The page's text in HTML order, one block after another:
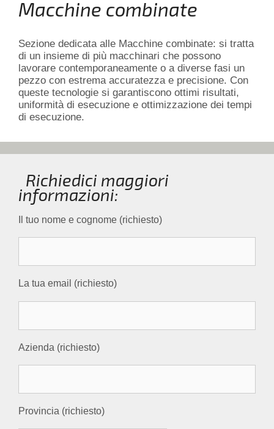
Macchine combinate
Sezione dedicata alle Macchine combinate: si tratta
di un insieme di più macchinari che possono
lavorare contemporaneamente o a diverse fasi un
pezzo con estrema accuratezza e precisione. Con
queste tecnologie si garantiscono ottimi risultati,
uniformità di esecuzione e ottimizzazione dei tempi
di esecuzione.
Richiedici maggiori
informazioni:
Il tuo nome e cognome (richiesto)
La tua email (richiesto)
Azienda (richiesto)
Provincia (richiesto)